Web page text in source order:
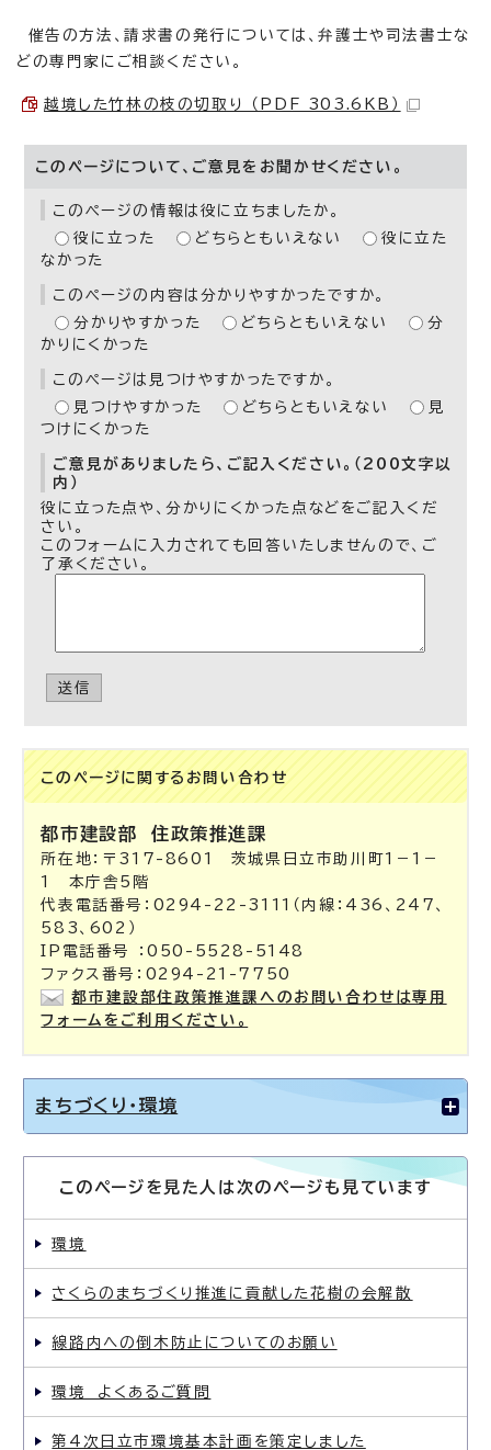
催告の方法、請求書の発行については、弁護士や司法書士な
どの専門家にご相談ください。
越境した竹林の枝の切取り （PDF 303.6KB）
このページについて、ご意見をお聞かせください。
このページの情報は役に立ちましたか。
役に立った
どちらともいえない
役に立た
なかった
このページの内容は分かりやすかったですか。
分かりやすかった
どちらともいえない
分
かりにくかった
このページは見つけやすかったですか。
見つけやすかった
どちらともいえない
見
つけにくかった
ご意見がありましたら、ご記入ください。（200文字以
内）
役に立った点や、分かりにくかった点などをご記入くだ
さい。
このフォームに入力されても回答いたしませんので、ご
了承ください。
送信
このページに関する お問い合わせ
都市建設部住政策推進課
所在地：〒317-8601 茨城県日立市助川町1－1－
1 本庁舎5階
代表電話番号：0294-22-3111（内線：436、247、
583、602）
IP電話番号 ：050-5528-5148
ファクス番号：0294-21-7750
都市建設部住政策推進課へのお問い合わせは専用
フォームをご利用ください。
まちづくり・環境
このページを見た人は次のページも見ています
環境
さくらのまちづくり推進に貢献した花樹の会解散
線路内への倒木防止についてのお願い
環境 よくあるご質問
第4次日立市環境基本計画を策定しました